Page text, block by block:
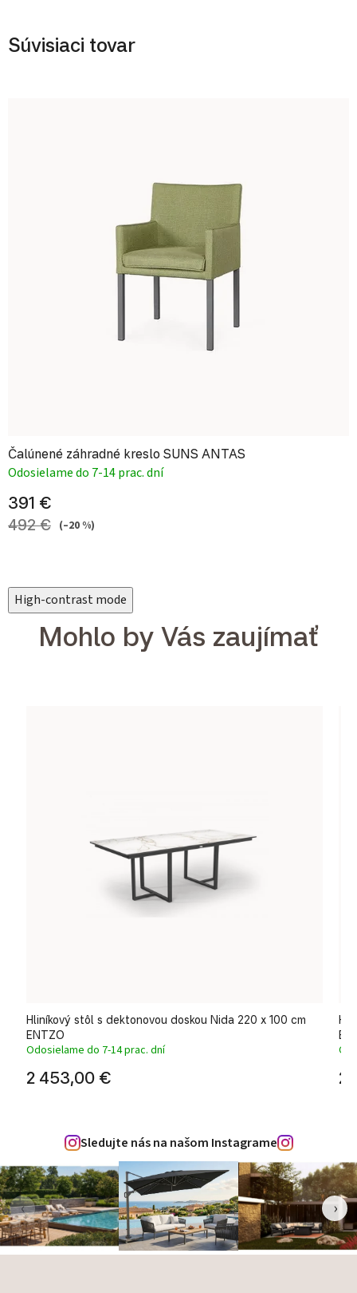
Súvisiaci tovar
Čalúnené záhradné kreslo SUNS ANTAS
Odosielame do 7-14 prac. dní
391 €
492 € (–20 %)
High-contrast mode
Mohlo by Vás zaujímať
Hliníkový stôl s dektonovou doskou Nida 220 x 100 cm
ENTZO
Odosielame do 7-14 prac. dní
2 453,00 € 2
Sledujte nás na našom Instagrame
‹ ›